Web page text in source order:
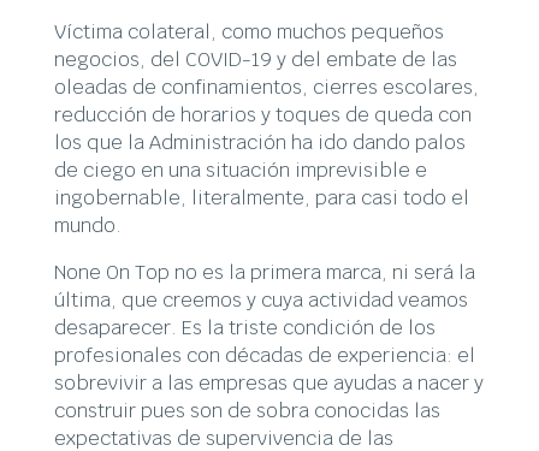
Víctima colateral, como muchos pequeños
negocios, del COVID-19 y del embate de las
oleadas de confinamientos, cierres escolares,
reducción de horarios y toques de queda con
los que la Administración ha ido dando palos
de ciego en una situación imprevisible e
ingobernable, literalmente, para casi todo el
mundo.
None On Top no es la primera marca, ni será la
última, que creemos y cuya actividad veamos
desaparecer. Es la triste condición de los
profesionales con décadas de experiencia: el
sobrevivir a las empresas que ayudas a nacer y
construir pues son de sobra conocidas las
expectativas de supervivencia de las